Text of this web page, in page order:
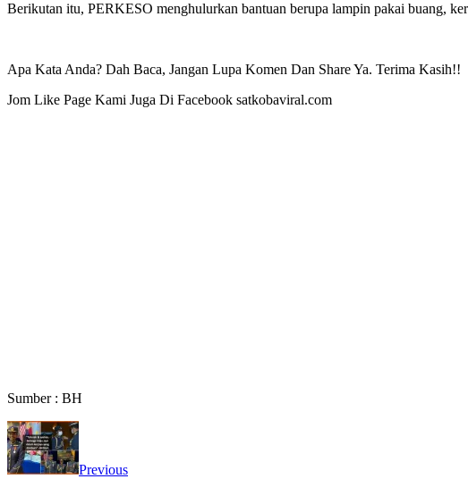
Berikutan itu, PERKESO menghulurkan bantuan berupa lampin pakai buang,
Apa Kata Anda? Dah Baca, Jangan Lupa Komen Dan Share Ya. Terima Kasih!!
Jom Like Page Kami Juga Di Facebook satkobaviral.com
Sumber : BH
Previous